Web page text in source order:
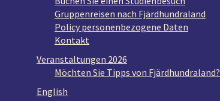
Gruppenreisen nach Fjärdhundraland
Policy personenbezogene Daten
Kontakt
Veranstaltungen 2026
Möchten Sie Tipps von Fjärdhundraland?
English